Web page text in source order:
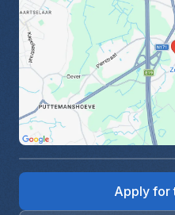
Apply for